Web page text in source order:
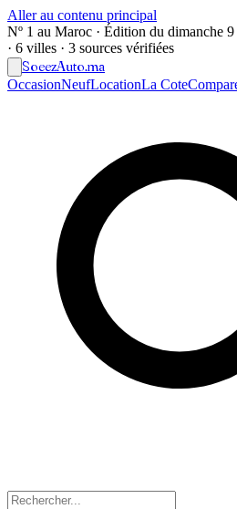
Aller au contenu principal
Nº 1 au Maroc · Édition du dimanche
· 6 villes · 3 sources vérifiées
SoeezAuto.ma
OccasionNeufLocationLa Cote